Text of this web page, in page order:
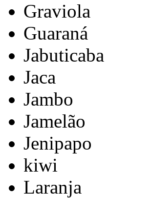
Graviola
Guaraná
Jabuticaba
Jaca
Jambo
Jamelão
Jenipapo
kiwi
Laranja